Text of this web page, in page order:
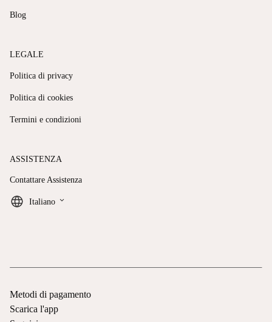
Blog
LEGALE
Politica di privacy
Politica di cookies
Termini e condizioni
ASSISTENZA
Contattare Assistenza
Italiano keyboard_arrow_down
Metodi di pagamento
Scarica l'app